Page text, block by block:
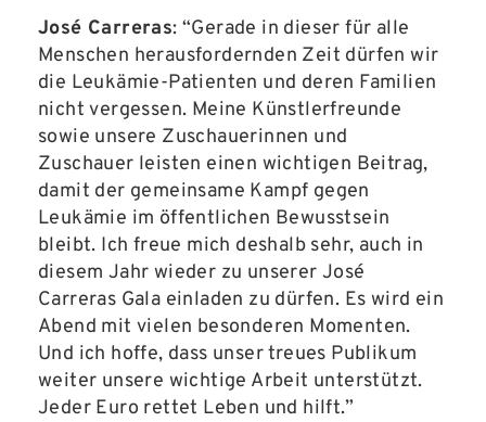
José Carreras: “Gerade in dieser für alle
Menschen herausfordernden Zeit dürfen wir
die Leukämie-Patienten und deren Familien
nicht vergessen. Meine Künstlerfreunde
sowie unsere Zuschauerinnen und
Zuschauer leisten einen wichtigen Beitrag,
damit der gemeinsame Kampf gegen
Leukämie im öffentlichen Bewusstsein
bleibt. Ich freue mich deshalb sehr, auch in
diesem Jahr wieder zu unserer José
Carreras Gala einladen zu dürfen. Es wird ein
Abend mit vielen besonderen Momenten.
Und ich hoffe, dass unser treues Publikum
weiter unsere wichtige Arbeit unterstützt.
Jeder Euro rettet Leben und hilft.”